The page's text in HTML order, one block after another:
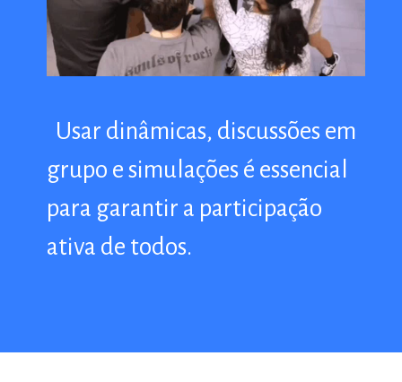
Usar dinâmicas, discussões em
grupo e simulações é essencial
para garantir a participação
ativa de todos.
Usar dinâmicas, discussões em
grupo e simulações é essencial
para garantir a participação
ativa de todos.